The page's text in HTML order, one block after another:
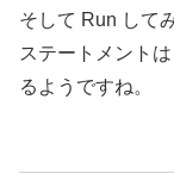
if fmt.
// ＜条
		fmt.
そして Run して
ステートメント
るようですね。